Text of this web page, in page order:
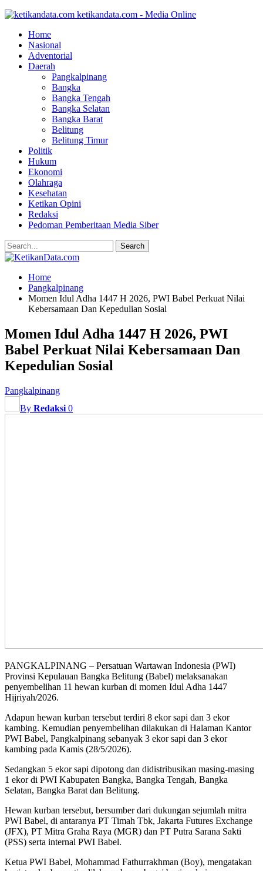
ketikandata.com - Media Online
Home
Nasional
Adventorial
Daerah
Pangkalpinang
Bangka
Bangka Tengah
Bangka Selatan
Bangka Barat
Belitung
Belitung Timur
Politik
Hukum
Ekonomi
Olahraga
Kesehatan
Ketikan Opini
Redaksi
Pedoman Pemberitaan Media Siber
Home
Pangkalpinang
Momen Idul Adha 1447 H 2026, PWI Babel Perkuat Nilai
Kebersamaan Dan Kepedulian Sosial
Momen Idul Adha 1447 H 2026, PWI
Babel Perkuat Nilai Kebersamaan Dan
Kepedulian Sosial
Pangkalpinang
By Redaksi 0
PANGKALPINANG – Persatuan Wartawan Indonesia (PWI)
Provinsi Kepulauan Bangka Belitung (Babel) melaksanakan
penyembelihan 11 hewan kurban di momen Idul Adha 1447
Hijriyah/2026.
Adapun hewan kurban tersebut terdiri 8 ekor sapi dan 3 ekor
kambing. Kemudian penyembelihan dilakukan di Halaman Kantor
PWI Babel, Pangkalpinang sebanyak 3 ekor sapi dan 3 ekor
kambing pada Kamis (28/5/2026).
Sedangkan 5 ekor sapi dipotong dan didistribusikan masing-masing
1 ekor di PWI Kabupaten Bangka, Bangka Tengah, Bangka
Selatan, Bangka Barat dan Belitung.
Hewan kurban tersebut, bersumber dari dukungan sejumlah mitra
PWI Babel, di antaranya PT Timah Tbk, Jakarta Futures Exchange
(JFX), PT Mitra Graha Raya (MGR) dan PT Putra Sarana Sakti
(PSS) serta internal PWI Babel.
Ketua PWI Babel, Mohammad Fathurrakhman (Boy), mengatakan